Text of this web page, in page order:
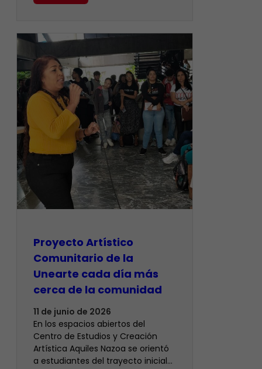
Proyecto Artístico
Comunitario de la
Unearte cada día más
cerca de la comunidad
11 de junio de 2026
En los espacios abiertos del
Centro de Estudios y Creación
Artística Aquiles Nazoa se orientó
a estudiantes del trayecto inicial…